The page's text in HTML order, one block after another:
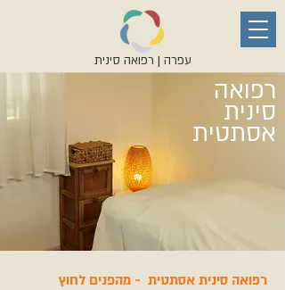
עפרה | רפואה סינית
רפואה
סינית
אסתטית
רפואה סינית אסתטית - מהפנים לחוץ